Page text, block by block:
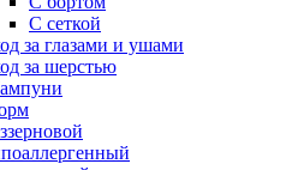
С сеткой
за глазами и ушами
за шерстью